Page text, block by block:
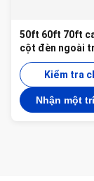
50ft 60ft 70ft
cột đèn ngoài
cho 69kv truyền
Kiểm tra
Nhận một